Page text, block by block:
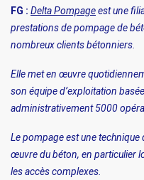
FG : Delta Pompageest une
prestations de pompage de
nombreux clients bétonniers.
Elle met en œuvre
son équipe d’exploitation
administrativement 5000
Le pompage est une technique
œuvre du béton, en particulier
les accès complexes.